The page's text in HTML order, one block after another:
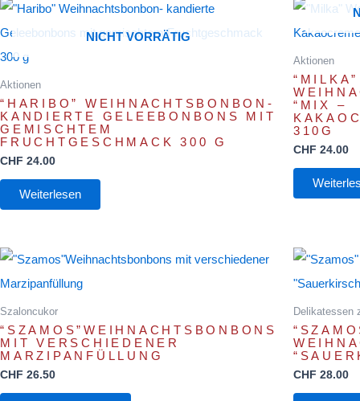
NICHT VORRÄTIG
Aktionen
“HARIBO” WEIHNACHTSBONBON-
KANDIERTE GELEEBONBONS MIT
GEMISCHTEM
FRUCHTGESCHMACK 300 G
CHF 24.00
Weiterlesen
Aktionen
“MILKA”
“MIX –
310G
CHF 24.00
Szaloncukor
“SZAMOS”WEIHNACHTSBONBONS
MIT VERSCHIEDENER
MARZIPANFÜLLUNG
CHF 26.50
Delikatessen
CHF 28.00